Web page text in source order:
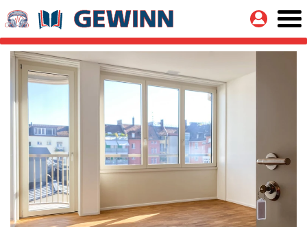
Springe zu:
Hauptinhalt